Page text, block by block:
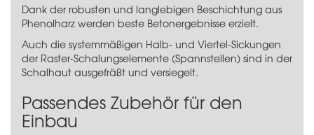
Dank der robusten und langlebigen Beschichtung aus
Phenolharz werden beste Betonergebnisse erzielt.
Auch die systemmäßigen Halb- und Viertel-Sickungen
der Raster-Schalungselemente (Spannstellen) sind in der
Schalhaut ausgefräßt und versiegelt.
Passendes Zubehör für den
Einbau